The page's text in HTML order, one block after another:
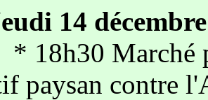
14 décembre
Marché
paysan contre